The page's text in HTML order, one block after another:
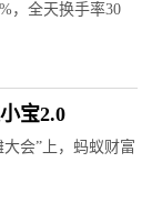
，全天换手率30
宝2.0
会”上，蚂蚁财富